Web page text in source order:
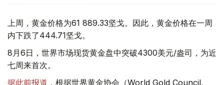
上周，黄金价格为61 889.33坚戈。因此，黄金价格在一周
内下跌了444.71坚戈。
8月6日，世界市场现货黄金盘中突破4300美元/盎司，为近
七周来首次。
据此前报道 ，根据世界黄金协会（World Gold Council,